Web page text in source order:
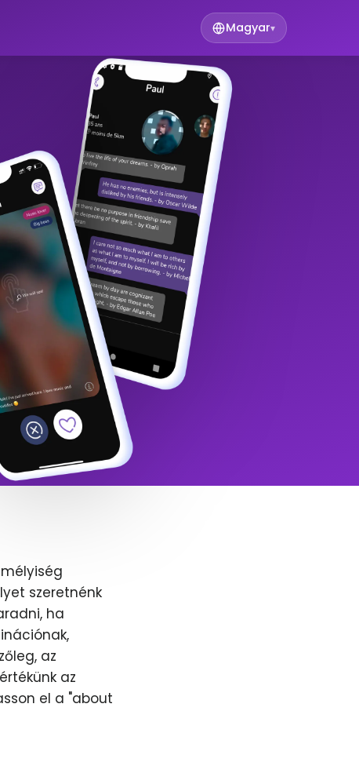
Magyar▾
szeretnénk
ha
az
az
el a "about